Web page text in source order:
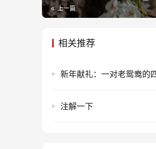
上一篇
相关推荐
新年献礼：一对老鸳鸯的
注解一下